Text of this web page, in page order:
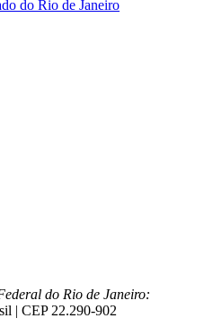
do Rio de Janeiro:
| CEP 22.290-902